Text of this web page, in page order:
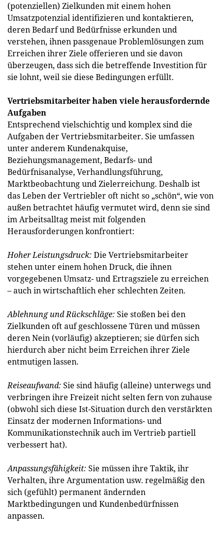
(potenziellen) Zielkunden mit einem hohen
Umsatzpotenzial identifizieren und kontaktieren,
deren Bedarf und Bedürfnisse erkunden und
verstehen, ihnen passgenaue Problemlösungen zum
Erreichen ihrer Ziele offerieren und sie davon
überzeugen, dass sich die betreffende Investition für
sie lohnt, weil sie diese Bedingungen erfüllt.
Vertriebsmitarbeiter haben viele herausfordernde
Aufgaben
Entsprechend vielschichtig und komplex sind die
Aufgaben der Vertriebsmitarbeiter. Sie umfassen
unter anderem Kundenakquise,
Beziehungsmanagement, Bedarfs- und
Bedürfnisanalyse, Verhandlungsführung,
Marktbeobachtung und Zielerreichung. Deshalb ist
das Leben der Vertriebler oft nicht so „schön“, wie von
außen betrachtet häufig vermutet wird, denn sie sind
im Arbeitsalltag meist mit folgenden
Herausforderungen konfrontiert:
Hoher Leistungsdruck: Die Vertriebsmitarbeiter
stehen unter einem hohen Druck, die ihnen
vorgegebenen Umsatz- und Ertragsziele zu erreichen
– auch in wirtschaftlich eher schlechten Zeiten.
Ablehnung und Rückschläge: Sie stoßen bei den
Zielkunden oft auf geschlossene Türen und müssen
deren Nein (vorläufig) akzeptieren; sie dürfen sich
hierdurch aber nicht beim Erreichen ihrer Ziele
entmutigen lassen.
Reiseaufwand: Sie sind häufig (alleine) unterwegs und
verbringen ihre Freizeit nicht selten fern von zuhause
(obwohl sich diese Ist-Situation durch den verstärkten
Einsatz der modernen Informations- und
Kommunikationstechnik auch im Vertrieb partiell
verbessert hat).
Anpassungsfähigkeit: Sie müssen ihre Taktik, ihr
Verhalten, ihre Argumentation usw. regelmäßig den
sich (gefühlt) permanent ändernden
Marktbedingungen und Kundenbedürfnissen
anpassen.